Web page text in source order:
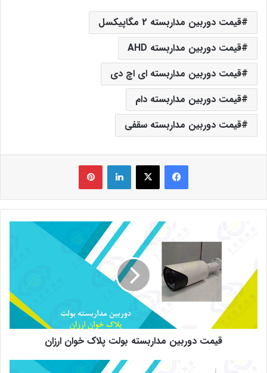
قیمت دوربین مداربسته 2 مگاپیکسل
قیمت دوربین مداربسته AHD
قیمت دوربین مداربسته ای اچ دی
قیمت دوربین مداربسته دام
قیمت دوربین مداربسته سقفی
فیس بوک X لینکدین ‫پین‌ترست
بولت
پلاک
خوان
قیمت دوربین مداربسته بولت پلاک خوان ارزان